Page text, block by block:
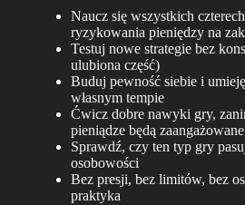
Naucz się wszystkich
ryzykowania pieniędzy na
Testuj nowe strategie bez
ulubiona część)
Buduj pewność siebie i
własnym tempie
Ćwicz dobre nawyki gry,
pieniądze będą zaangażowane
Sprawdź, czy ten typ gry
osobowości
Bez presji, bez limitów, bez
praktyka